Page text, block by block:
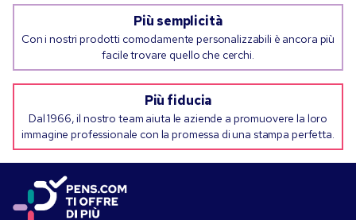
Più semplicità
Con i nostri prodotti comodamente personalizzabili è ancora più
facile trovare quello che cerchi.
Più fiducia
Dal 1966, il nostro team aiuta le aziende a promuovere la loro
immagine professionale con la promessa di una stampa perfetta.